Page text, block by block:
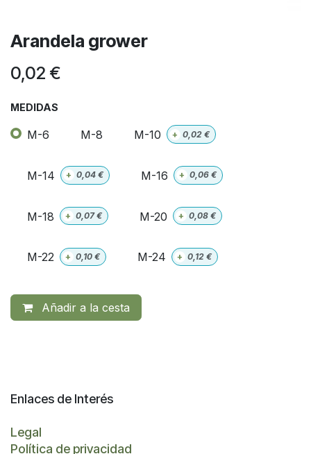
Arandela grower
0,02 €
MEDIDAS
M-6 M-8 M-10 + 0,02 €
M-14 + 0,04 € M-16 + 0,06€
M-18 + 0,07€ M-20 + 0,08€
M-22 + 0,10 € M-24 + 0,12€
Añadir a la cesta
Enlaces de Interés
Legal
Política de privacidad